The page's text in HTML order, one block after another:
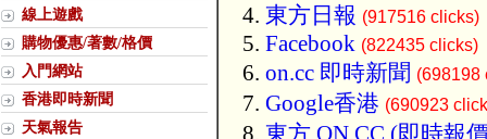
線上遊戲
購物優惠/著數/格價
入門網站
香港即時新聞
天氣報告
東方日報 (917516 clicks)
Facebook (822435 clicks)
on.cc 即時新聞 (698198
Google香港 (690923
東方 ON.CC (即時報